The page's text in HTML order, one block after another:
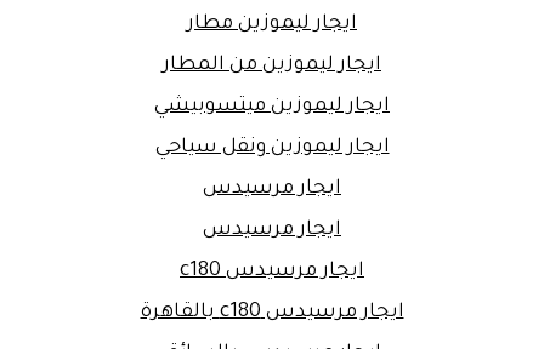
ايجار ليموزين مطار
ايجار ليموزين من المطار
ايجار ليموزين ميتسوبيشي
ايجار ليموزين ونقل سياحي
ايجار مرسيدس
ايجار مرسيدس
ايجار مرسيدس c180
ايجار مرسيدس c180 بالقاهرة